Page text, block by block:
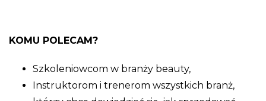
KOMU POLECAM?
Szkoleniowcom w branży beauty,
Instruktorom i trenerom wszystkich branż,